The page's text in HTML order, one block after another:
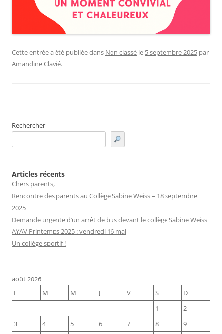
Cette entrée a été publiée dans Non classé le 5 septembre 2025 par
Amandine Clavié.
Rechercher
Articles récents
Chers parents,
Rencontre des parents au Collège Sabine Weiss – 18 septembre
2025
Demande urgente d’un arrêt de bus devant le collège Sabine Weiss
AYAV Printemps 2025 : vendredi 16 mai
Un collège sportif !
août 2026
L
M M J V S
D
1
2
3
4 5 6 7 8
9